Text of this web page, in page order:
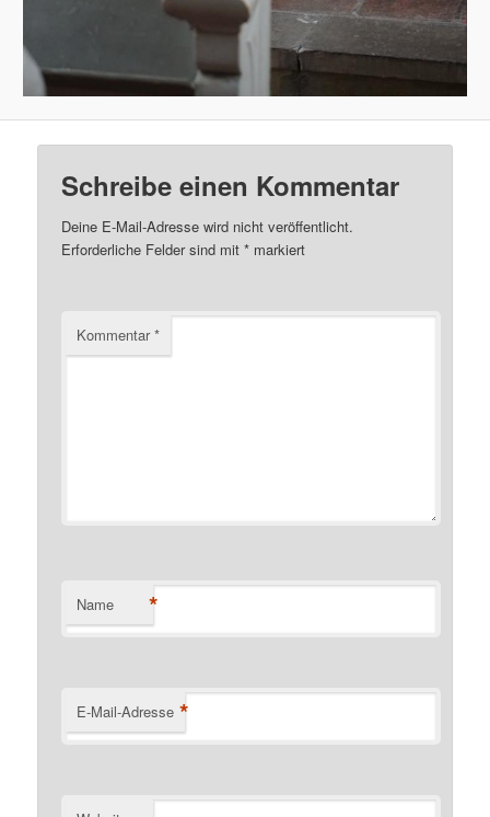
Schreibe einen Kommentar
Deine E-Mail-Adresse wird nicht veröffentlicht.
Erforderliche Felder sind mit* markiert
Kommentar*
Name *
E-Mail-Adresse *